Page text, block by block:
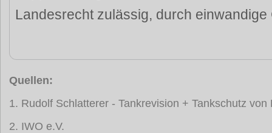
Landesrecht zulässig, durch einwandige
Quellen:
1. Rudolf Schlatterer - Tankrevision + Tankschutz
2. IWO e.V.